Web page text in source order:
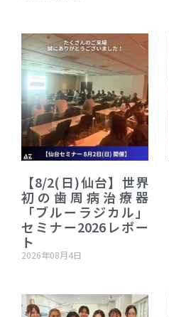
【8/2(日)仙台】世界
初の歯周病治療器
「ブルーラジカル」
セミナー2026レポー
ト
2026年08月4日